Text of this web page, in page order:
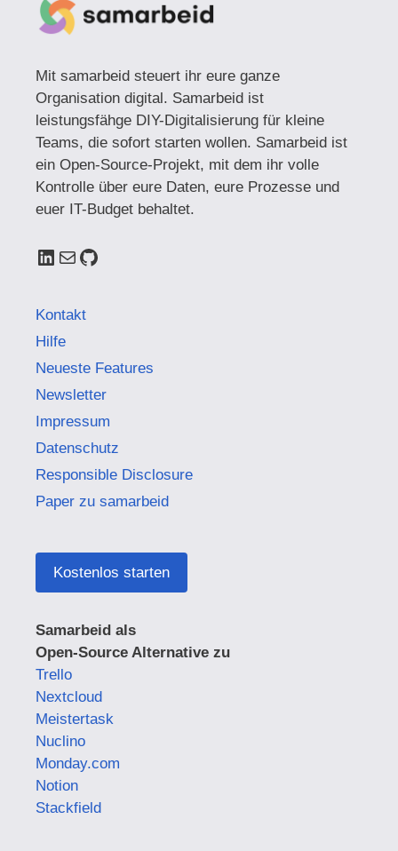
Mit samarbeid steuert ihr eure ganze
Organisation digital. Samarbeid ist
leistungsfähge DIY-Digitalisierung für kleine
Teams, die sofort starten wollen. Samarbeid ist
ein Open-Source-Projekt, mit dem ihr volle
Kontrolle über eure Daten, eure Prozesse und
euer IT-Budget behaltet.
LinkedIn
E-MailGitHub
Kontakt
Hilfe
Neueste Features
Newsletter
Impressum
Datenschutz
Responsible Disclosure
Paper zu samarbeid
Kostenlos starten
Samarbeid als
Open-Source Alternative zu
Trello
Nextcloud
Meistertask
Nuclino
Monday.com
Notion
Stackfield